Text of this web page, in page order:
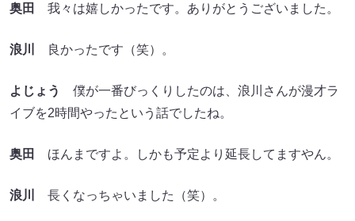
奥田 我々は嬉しかったです。ありがとうございました。
浪川 良かったです（笑）。
よじょう
僕が一番びっくりしたのは、浪川さんが漫才ラ
イブを2時間やったという話でしたね。
奥田 ほんまですよ。しかも予定より延長してますやん。
浪川 長くなっちゃいました（笑）。